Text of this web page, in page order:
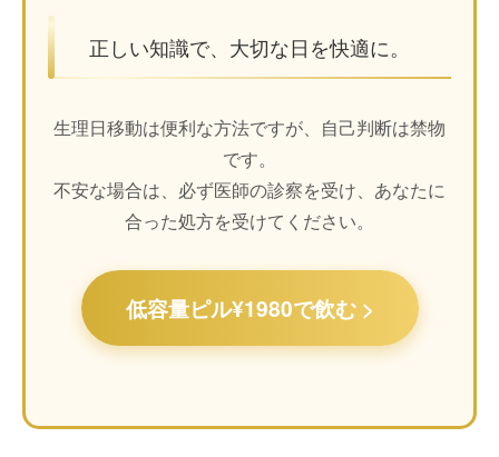
正しい知識で、大切な日を快適に。
生理日移動は便利な方法ですが、自己判断は禁物
です。
不安な場合は、必ず医師の診察を受け、あなたに
合った処方を受けてください。
低容量ピル¥1980で飲む >